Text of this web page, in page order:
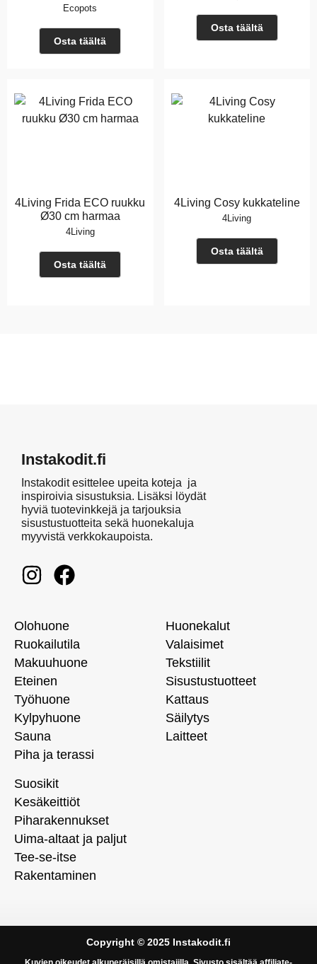
Ecopots
Osta täältä
Osta täältä
4Living Frida ECO ruukku
Ø30 cm harmaa
4Living
Osta täältä
4Living Cosy kukkateline
4Living
Osta täältä
Instakodit.fi
Instakodit esittelee upeita koteja ja
inspiroivia sisustuksia. Lisäksi löydät
hyviä tuotevinkkejä ja tarjouksia
sisustustuotteita sekä huonekaluja
myyvistä verkkokaupoista.
Olohuone
Ruokailutila
Makuuhuone
Eteinen
Työhuone
Kylpyhuone
Sauna
Piha ja terassi
Huonekalut
Valaisimet
Tekstiilit
Sisustustuotteet
Kattaus
Säilytys
Laitteet
Suosikit
Kesäkeittiöt
Piharakennukset
Uima-altaat ja paljut
Tee-se-itse
Rakentaminen
Copyright © 2025 Instakodit.fi